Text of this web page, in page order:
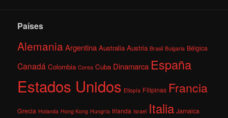
Países
AlemaniaArgentina Australia Austria Brasil Bulgaria Bélgica
Canadá Colombia Corea Cuba Dinamarca España
Estados Unidos Etiopía Filipinas Francia
Grecia Holanda Hong Kong Hungría Irlanda Israel Italia Jamaica